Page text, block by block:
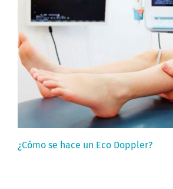
¿Cómo se hace un Eco Doppler?